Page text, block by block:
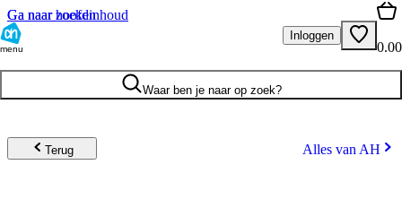
Ga naar hoofdinhoud
Ga naar zoeken
menu
Inloggen
0.00
Waar ben je naar op zoek?
Terug Alles van AH